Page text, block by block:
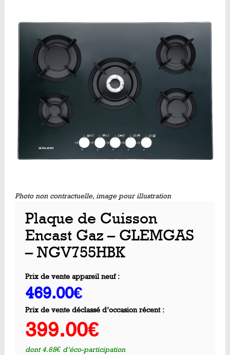
Photo non contractuelle, image pour illustration
Plaque de Cuisson
Encast Gaz – GLEMGAS
– NGV755HBK
Prix de vente appareil neuf :
469.00€
Prix de vente déclassé d’occasion récent :
399.00€
dont 4.68€ d’éco-participation